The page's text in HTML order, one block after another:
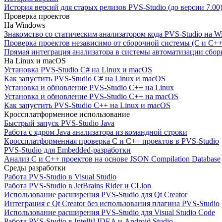
История версий для старых релизов PVS-Studio (до версии 7.00)
Проверка проектов
На Windows
Знакомство со статическим анализатором кода PVS-Studio на
Проверка проектов независимо от сборочной системы (C и
Прямая интеграция анализатора в системы автоматизации
На Linux и macOS
Установка PVS-Studio C# на Linux и macOS
Как запустить PVS-Studio C# на Linux и macOS
Установка и обновление PVS-Studio C++ на Linux
Установка и обновление PVS-Studio C++ на macOS
Как запустить PVS-Studio C++ на Linux и macOS
Кроссплатформенное использование
Быстрый запуск PVS-Studio Java
Работа с ядром Java анализатора из командной строки
Кроссплатформенная проверка C и C++ проектов в PVS-Studio
PVS-Studio для Embedded-разработки
Анализ C и C++ проектов на основе JSON Compilation Database
Среды разработки
Работа PVS-Studio в Visual Studio
Работа PVS-Studio в JetBrains Rider и CLion
Использование расширения PVS-Studio для Qt Creator
Интеграция с Qt Creator без использования плагина PVS-Studio
Использование расширения PVS-Studio для Visual Studio Code